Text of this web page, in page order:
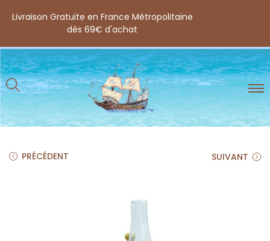
Livraison Gratuite en France Métropolitaine
dès 69€ d'achat
PRÉCÉDENT SUIVANT